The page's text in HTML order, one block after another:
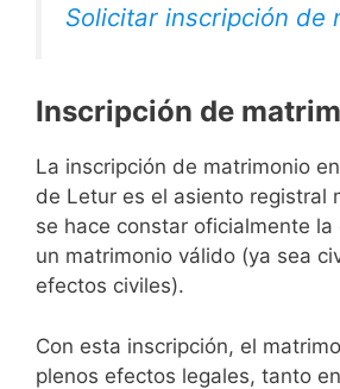
Solicitar inscripción de
Inscripción de
La inscripción de matrimonio
de Letur es el asiento registral
se hace constar oficialmente
un matrimonio válido (ya sea
efectos civiles).
Con esta inscripción, el
plenos efectos legales, tanto